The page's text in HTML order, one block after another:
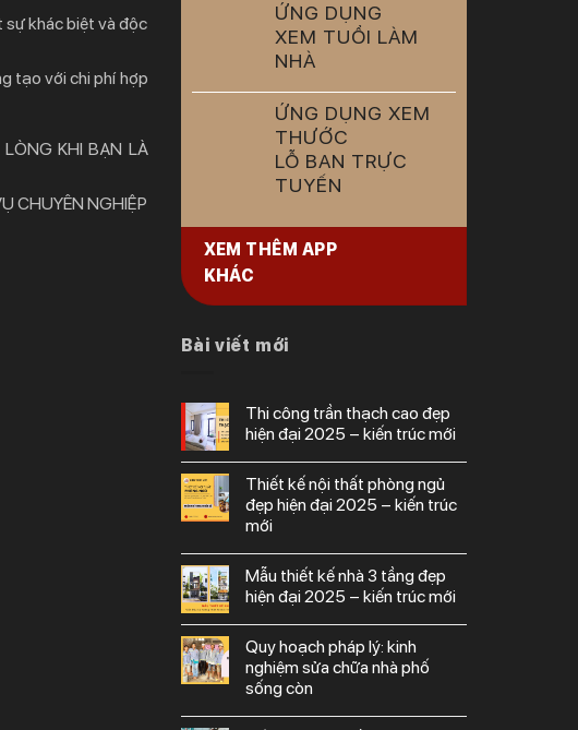
sự khác biệt và độc
tạo với chi phí hợp
KHI BẠN LÀ
CHUYÊN NGHIỆP
ỨNG DỤNG
XEM TUỔI LÀM
NHÀ
ỨNG DỤNG XEM
THƯỚC
LỖ BAN TRỰC
TUYẾN
XEM THÊM APP
KHÁC
Bài viết mới
thi công trần thạch cao đẹp
hiện đại 2025 – kiến trúc mới
thiết kế nội thất phòng ngủ
đẹp hiện đại 2025 – kiến trúc
mới
mẫu thiết kế nhà 3 tầng đẹp
hiện đại 2025 – kiến trúc mới
quy hoạch pháp lý: kinh
nghiệm sửa chữa nhà phố
sống còn